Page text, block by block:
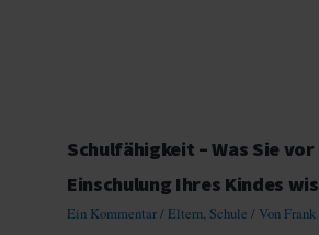
Schulfähigkeit – Was Sie
Einschulung Ihres Kindes
Ein Kommentar/ Eltern, Schule / Von